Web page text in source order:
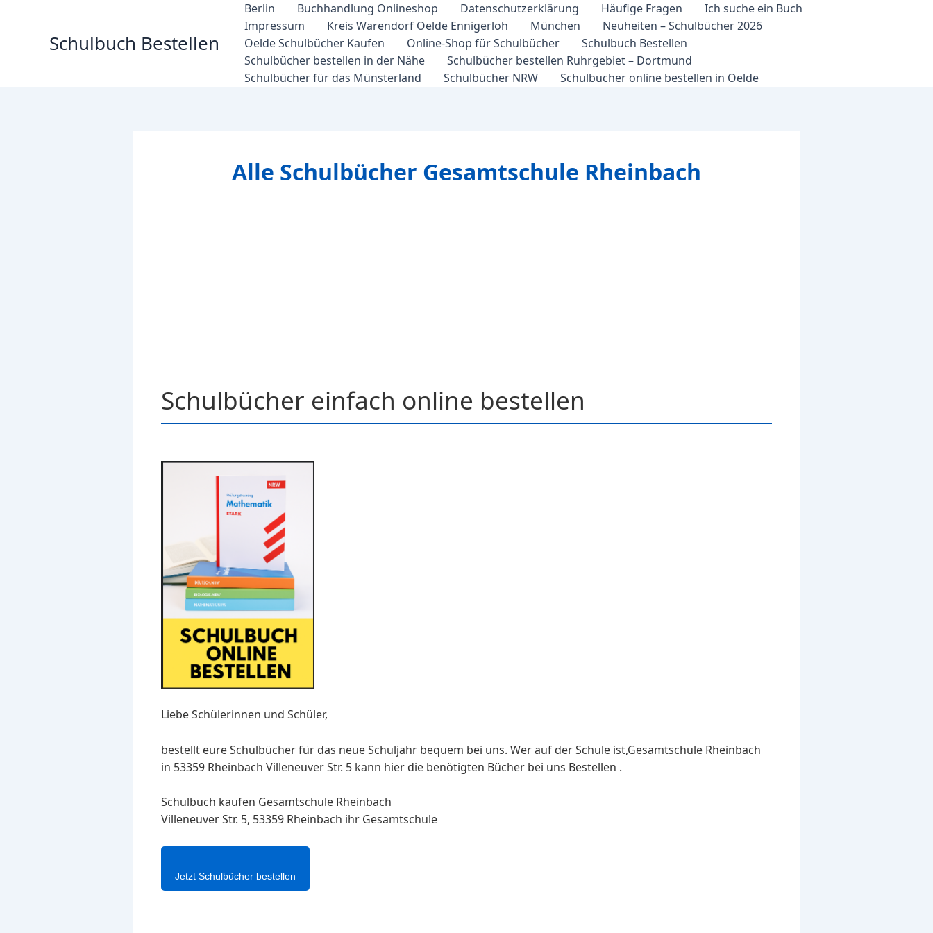
Schulbuch Bestellen
Berlin Buchhandlung Onlineshop Datenschutzerklärung Häufige Fragen
Ich suche ein Buch
Impressum
Kreis Warendorf Oelde Ennigerloh München
Neuheiten – Schulbücher 2026
Oelde Schulbücher Kaufen
Online-Shop für Schulbücher
Schulbuch Bestellen
Schulbücher bestellen in der Nähe
Schulbücher bestellen Ruhrgebiet – Dortmund
Schulbücher für das Münsterland
Schulbücher NRW Schulbücher online bestellen in Oelde
Alle Schulbücher Gesamtschule Rheinbach
Schulbücher einfach online bestellen
Liebe Schülerinnen und Schüler,
bestellt eure Schulbücher für das neue Schuljahr bequem bei uns. Wer auf der Schule ist,Gesamtschule Rheinbach
in 53359 Rheinbach Villeneuver Str. 5 kann hier die benötigten Bücher bei uns Bestellen .
Schulbuch kaufen Gesamtschule Rheinbach
Villeneuver Str. 5, 53359 Rheinbach ihr Gesamtschule
Jetzt Schulbücher bestellen